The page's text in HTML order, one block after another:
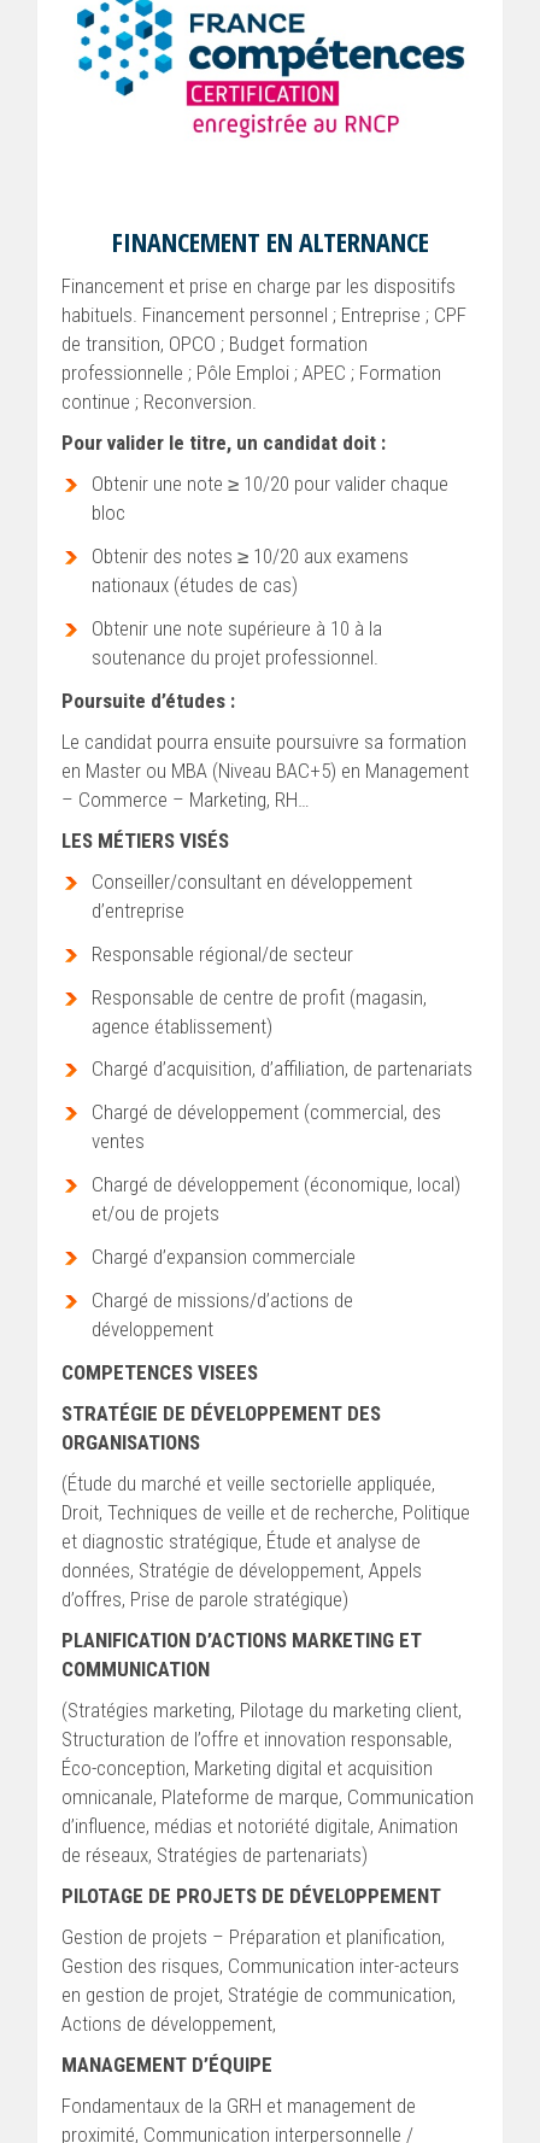
FINANCEMENT EN ALTERNANCE
Financement et prise en charge par les dispositifs
habituels. Financement personnel ; Entreprise ; CPF
de transition, OPCO ; Budget formation
professionnelle ; Pôle Emploi ; APEC ; Formation
continue ; Reconversion.
Pour valider le titre, un candidat doit :
Obtenir une note ≥ 10/20 pour valider chaque
bloc
Obtenir des notes ≥ 10/20 aux examens
nationaux (études de cas)
Obtenir une note supérieure à 10 à la
soutenance du projet professionnel.
Poursuite d’études :
Le candidat pourra ensuite poursuivre sa formation
en Master ou MBA (Niveau BAC+5) en Management
– Commerce – Marketing, RH…
LES MÉTIERS VISÉS
Conseiller/consultant en développement
d’entreprise
Responsable régional/de secteur
Responsable de centre de profit (magasin,
agence établissement)
Chargé d’acquisition, d’affiliation, de partenariats
Chargé de développement (commercial, des
ventes
Chargé de développement (économique, local)
et/ou de projets
Chargé d’expansion commerciale
Chargé de missions/d’actions de
développement
COMPETENCES VISEES
STRATÉGIE DE DÉVELOPPEMENT DES
ORGANISATIONS
(Étude du marché et veille sectorielle appliquée,
Droit, Techniques de veille et de recherche, Politique
et diagnostic stratégique, Étude et analyse de
données, Stratégie de développement, Appels
d’offres, Prise de parole stratégique)
PLANIFICATION D’ACTIONS MARKETING ET
COMMUNICATION
(Stratégies marketing, Pilotage du marketing client,
Structuration de l’offre et innovation responsable,
Éco-conception, Marketing digital et acquisition
omnicanale, Plateforme de marque, Communication
d’influence, médias et notoriété digitale, Animation
de réseaux, Stratégies de partenariats)
PILOTAGE DE PROJETS DE DÉVELOPPEMENT
Gestion de projets – Préparation et planification,
Gestion des risques, Communication inter-acteurs
en gestion de projet, Stratégie de communication,
Actions de développement,
MANAGEMENT D’ÉQUIPE
Fondamentaux de la GRH et management de
proximité, Communication interpersonnelle /